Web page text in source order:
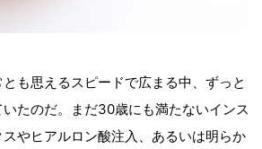
も思えるスピードで広まる中、ずっと
たのだ。まだ30歳にも満たないインス
やヒアルロン酸注入、あるいは明らか